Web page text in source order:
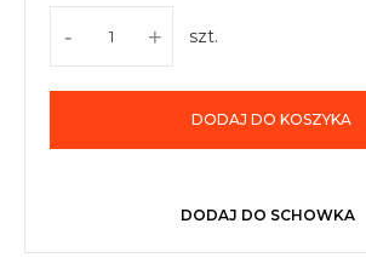
- + szt.
DODAJ DO KOSZYKA
DODAJ DO SCHOWKA